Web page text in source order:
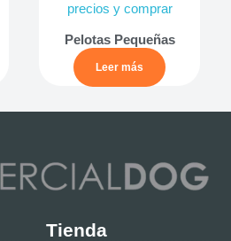
precios y comprar
Pelotas Pequeñas
Leer más
Tienda